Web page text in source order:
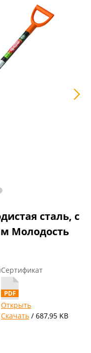
сталь, с
Молодость
Сертификат
Открыть
Скачать / 687,95 KB